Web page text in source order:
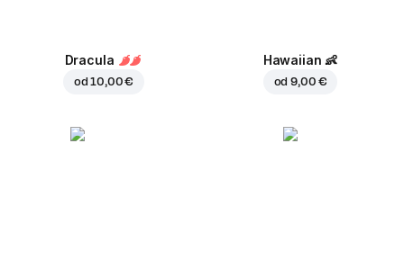
Dracula
od10,00 €
Hawaiian 👶
od9,00 €